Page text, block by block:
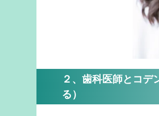
２、歯科医師とコデ
る）